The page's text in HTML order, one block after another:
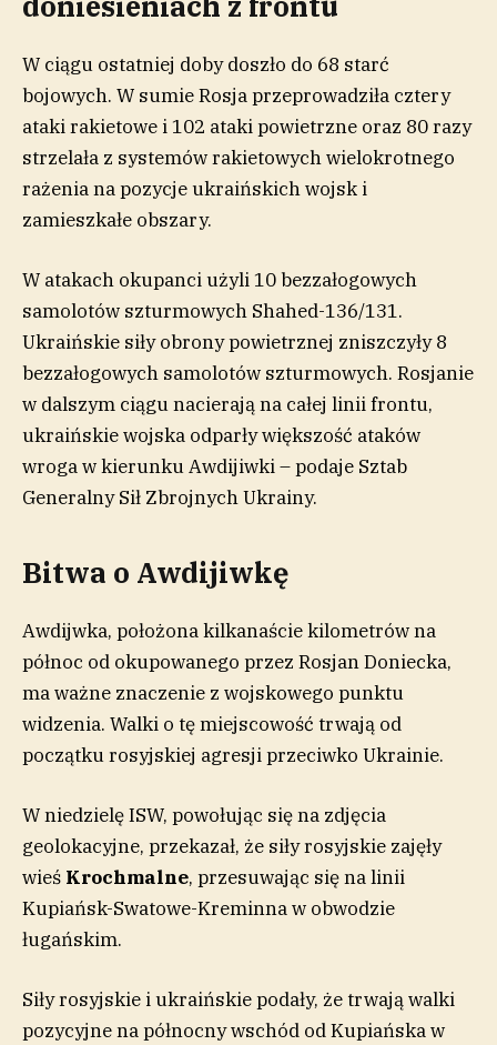
W ciągu ostatniej doby doszło do 68 starć
bojowych. W sumie Rosja przeprowadziła cztery
ataki rakietowe i 102 ataki powietrzne oraz 80 razy
strzelała z systemów rakietowych wielokrotnego
rażenia na pozycje ukraińskich wojsk i
zamieszkałe obszary.
W atakach okupanci użyli 10 bezzałogowych
samolotów szturmowych Shahed-136/131.
Ukraińskie siły obrony powietrznej zniszczyły 8
bezzałogowych samolotów szturmowych. Rosjanie
w dalszym ciągu nacierają na całej linii frontu,
ukraińskie wojska odparły większość ataków
wroga w kierunku Awdijiwki – podaje Sztab
Generalny Sił Zbrojnych Ukrainy.
Bitwa o Awdijiwkę
Awdijwka, położona kilkanaście kilometrów na
północ od okupowanego przez Rosjan Doniecka,
ma ważne znaczenie z wojskowego punktu
widzenia. Walki o tę miejscowość trwają od
początku rosyjskiej agresji przeciwko Ukrainie.
W niedzielę ISW, powołując się na zdjęcia
geolokacyjne, przekazał, że siły rosyjskie zajęły
wieś Krochmalne, przesuwając się na linii
Kupiańsk-Swatowe-Kreminna w obwodzie
ługańskim.
Siły rosyjskie i ukraińskie podały, że trwają walki
pozycyjne na północny wschód od Kupiańska w